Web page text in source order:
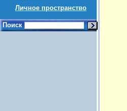
Личное пространство
Поиск